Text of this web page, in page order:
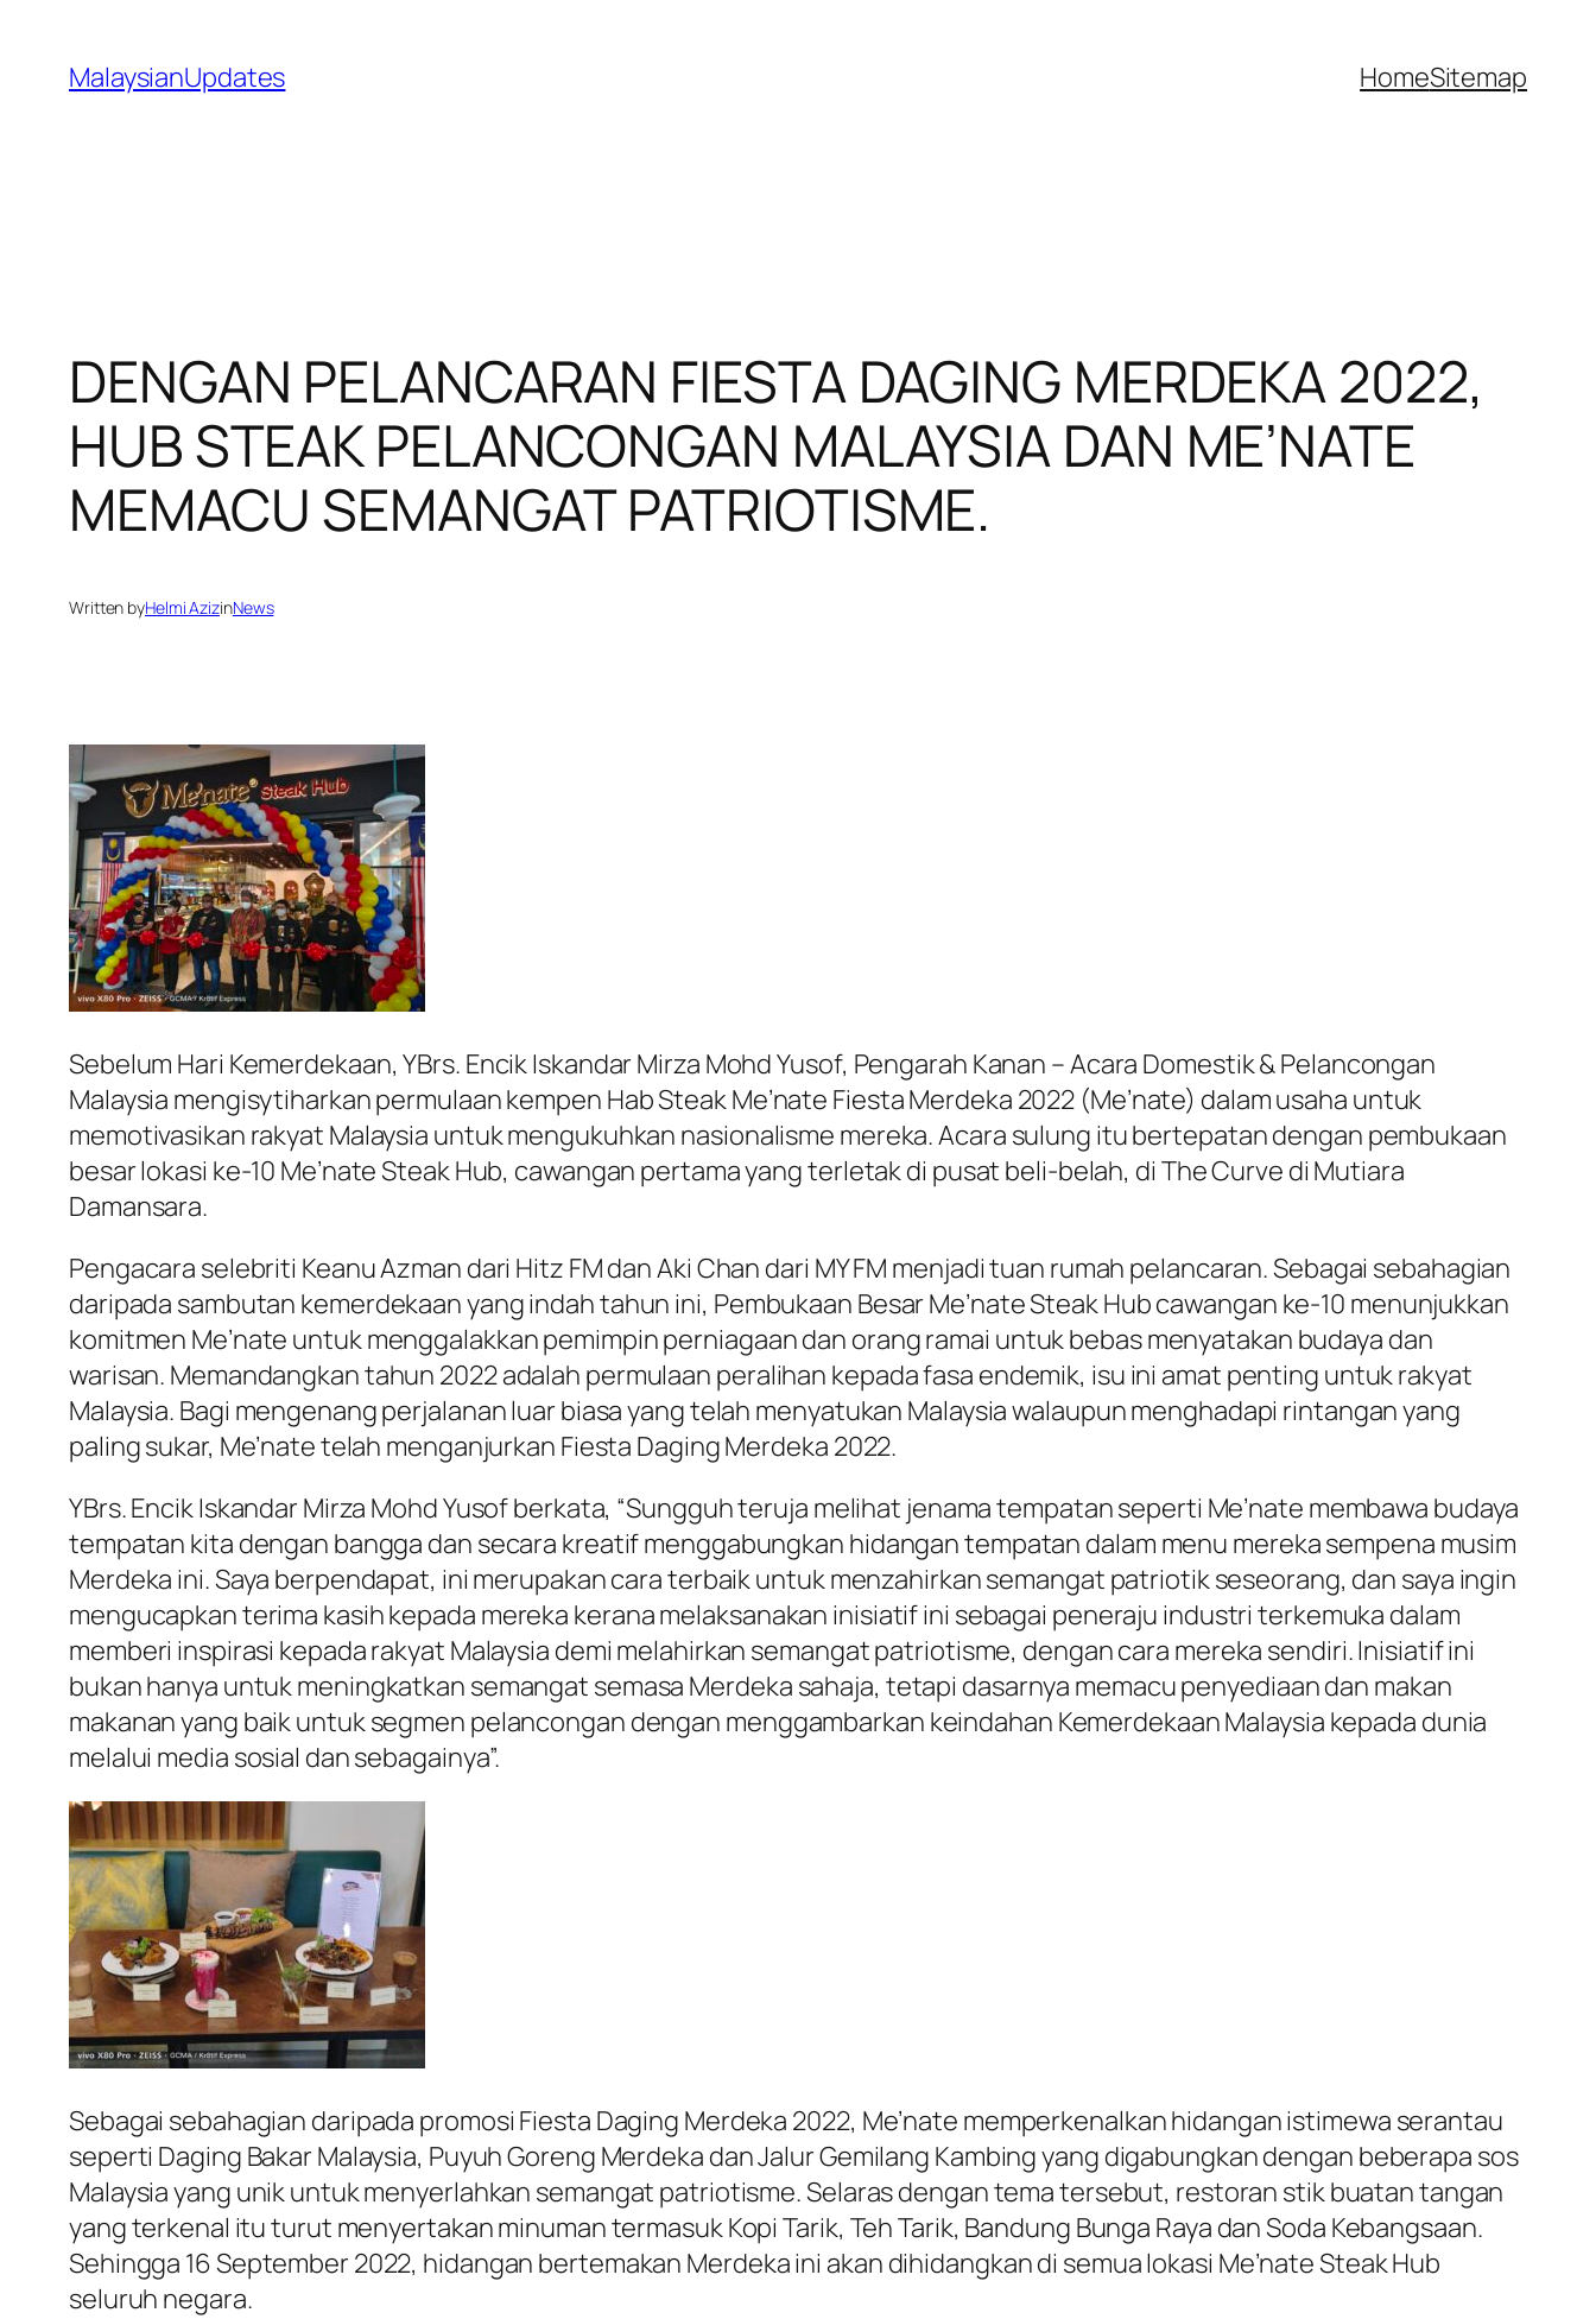
content
MalaysianUpdates HomeSitemap
DENGAN PELANCARAN FIESTA DAGING MERDEKA 2022,
HUB STEAK PELANCONGAN MALAYSIA DAN ME’NATE
MEMACU SEMANGAT PATRIOTISME.
Written byHelmi AzizinNews
Sebelum Hari Kemerdekaan, YBrs. Encik Iskandar Mirza Mohd Yusof, Pengarah Kanan – Acara Domestik & Pelancongan
Malaysia mengisytiharkan permulaan kempen Hab Steak Me’nate Fiesta Merdeka 2022 (Me’nate) dalam usaha untuk
memotivasikan rakyat Malaysia untuk mengukuhkan nasionalisme mereka. Acara sulung itu bertepatan dengan pembukaan
besar lokasi ke-10 Me’nate Steak Hub, cawangan pertama yang terletak di pusat beli-belah, di The Curve di Mutiara
Damansara.
Pengacara selebriti Keanu Azman dari Hitz FM dan Aki Chan dari MY FM menjadi tuan rumah pelancaran. Sebagai sebahagian
daripada sambutan kemerdekaan yang indah tahun ini, Pembukaan Besar Me’nate Steak Hub cawangan ke-10 menunjukkan
komitmen Me’nate untuk menggalakkan pemimpin perniagaan dan orang ramai untuk bebas menyatakan budaya dan
warisan. Memandangkan tahun 2022 adalah permulaan peralihan kepada fasa endemik, isu ini amat penting untuk rakyat
Malaysia. Bagi mengenang perjalanan luar biasa yang telah menyatukan Malaysia walaupun menghadapi rintangan yang
paling sukar, Me’nate telah menganjurkan Fiesta Daging Merdeka 2022.
YBrs. Encik Iskandar Mirza Mohd Yusof berkata, “Sungguh teruja melihat jenama tempatan seperti Me’nate membawa budaya
tempatan kita dengan bangga dan secara kreatif menggabungkan hidangan tempatan dalam menu mereka sempena musim
Merdeka ini. Saya berpendapat, ini merupakan cara terbaik untuk menzahirkan semangat patriotik seseorang, dan saya ingin
mengucapkan terima kasih kepada mereka kerana melaksanakan inisiatif ini sebagai peneraju industri terkemuka dalam
memberi inspirasi kepada rakyat Malaysia demi melahirkan semangat patriotisme, dengan cara mereka sendiri. Inisiatif ini
bukan hanya untuk meningkatkan semangat semasa Merdeka sahaja, tetapi dasarnya memacu penyediaan dan makan
makanan yang baik untuk segmen pelancongan dengan menggambarkan keindahan Kemerdekaan Malaysia kepada dunia
melalui media sosial dan sebagainya”.
Sebagai sebahagian daripada promosi Fiesta Daging Merdeka 2022, Me’nate memperkenalkan hidangan istimewa serantau
seperti Daging Bakar Malaysia, Puyuh Goreng Merdeka dan Jalur Gemilang Kambing yang digabungkan dengan beberapa sos
Malaysia yang unik untuk menyerlahkan semangat patriotisme. Selaras dengan tema tersebut, restoran stik buatan tangan
yang terkenal itu turut menyertakan minuman termasuk Kopi Tarik, Teh Tarik, Bandung Bunga Raya dan Soda Kebangsaan.
Sehingga 16 September 2022, hidangan bertemakan Merdeka ini akan dihidangkan di semua lokasi Me’nate Steak Hub
seluruh negara.